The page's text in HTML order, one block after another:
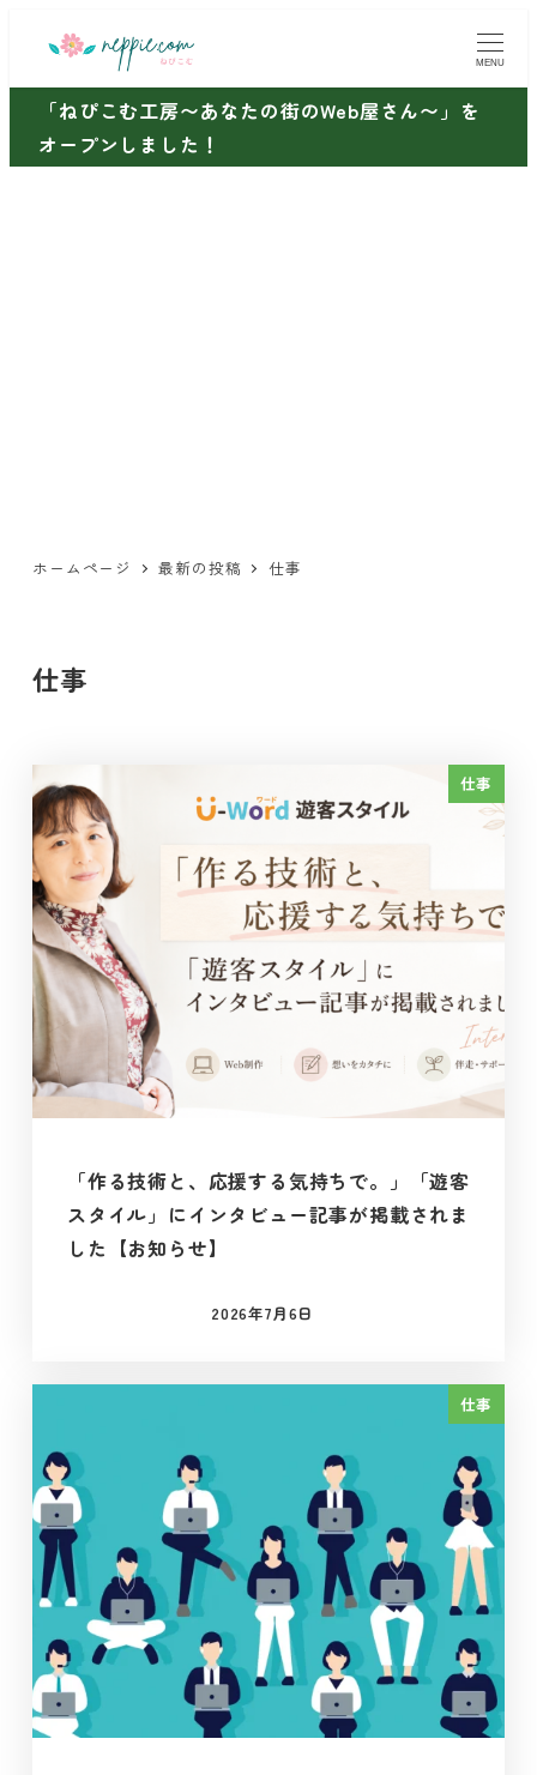
ン
ン
MENU
「ねぴこむ工房〜あなたの街のWeb屋さん〜」を
オープンしました！
ホームページ 最新の投稿 仕事
仕事
仕事
「作る技術と、応援する気持ちで。」「遊客
スタイル」にインタビュー記事が掲載されま
した【お知らせ】
投稿日
2026年7月6日
仕事